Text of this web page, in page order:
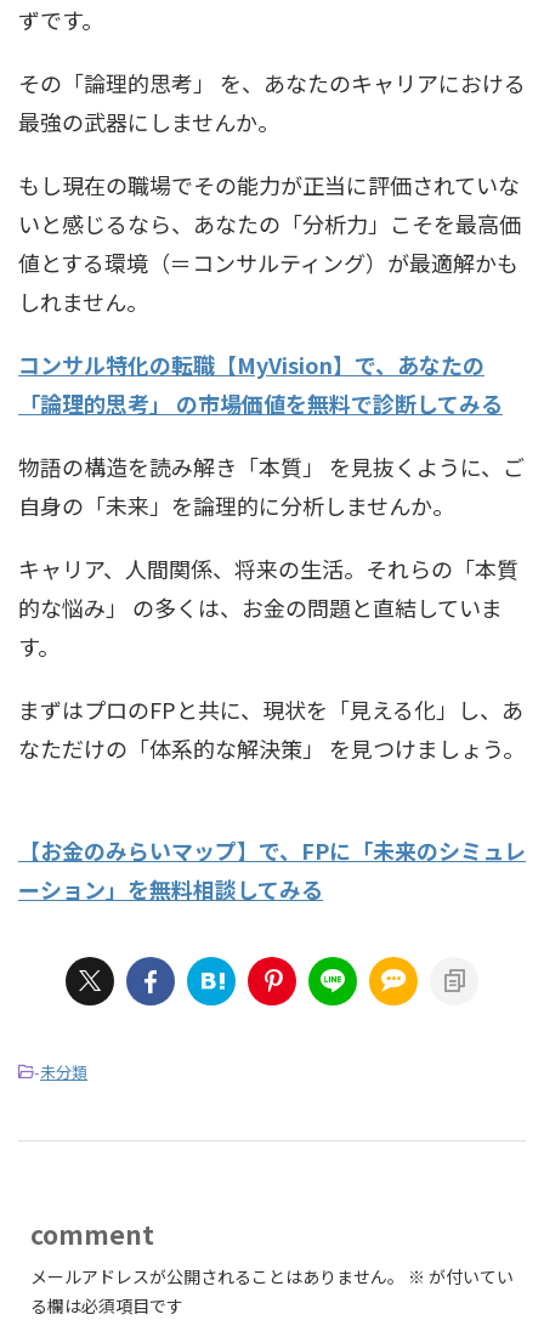
ずです。
その「論理的思考」 を、あなたのキャリアにおける
最強の武器にしませんか。
もし現在の職場でその能力が正当に評価されていな
いと感じるなら、あなたの「分析力」こそを最高価
値とする環境（＝コンサルティング）が最適解かも
しれません。
コンサル特化の転職【MyVision】で、あなたの
「論理的思考」 の市場価値を無料で診断してみる
物語の構造を読み解き「本質」 を見抜くように、ご
自身の「未来」を論理的に分析しませんか。
キャリア、人間関係、将来の生活。それらの「本質
的な悩み」 の多くは、お金の問題と直結していま
す。
まずはプロのFPと共に、現状を「見える化」し、あ
なただけの「体系的な解決策」 を見つけましょう。
【お金のみらいマップ】で、FPに「未来のシミュレ
ーション」を無料相談してみる
-未分類
comment
メールアドレスが公開されることはありません。 ※ が付いてい
る欄は必須項目です